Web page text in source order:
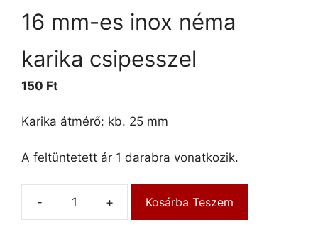
16 mm-es inox néma
karika csipesszel
150 Ft
Karika átmérő: kb. 25 mm
A feltüntetett ár 1 darabra vonatkozik.
- + Kosárba Teszem